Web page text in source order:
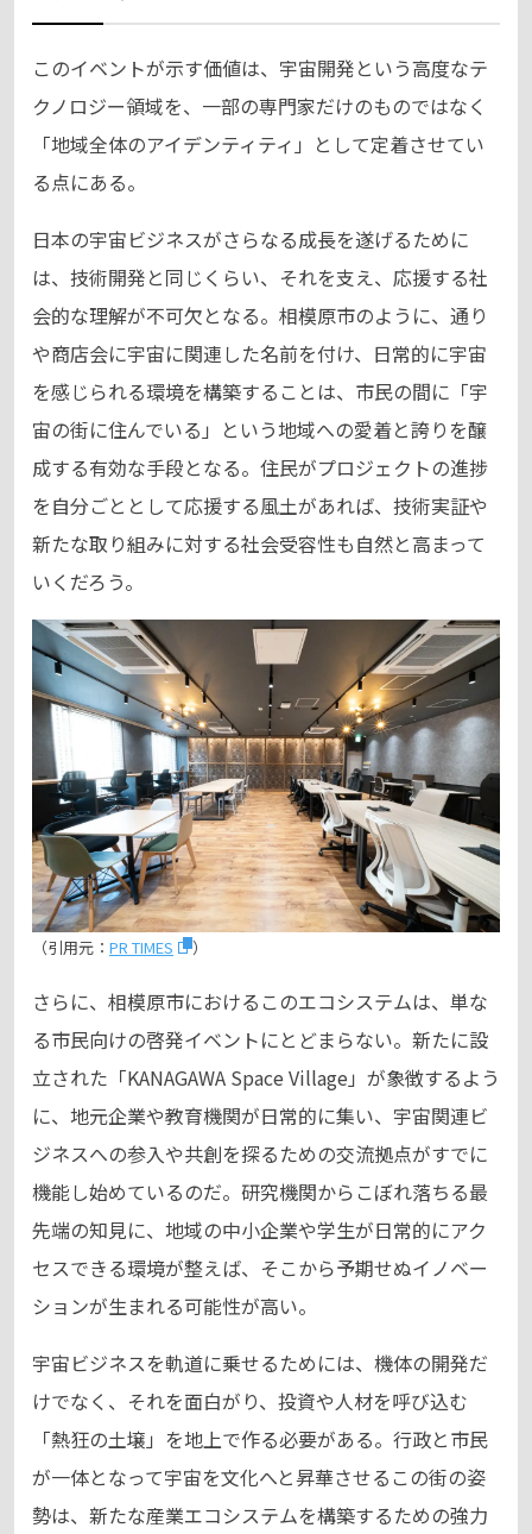
このイベントが示す価値は、宇宙開発という高度なテ
クノロジー領域を、一部の専門家だけのものではなく
「地域全体のアイデンティティ」として定着させてい
る点にある。
日本の宇宙ビジネスがさらなる成長を遂げるために
は、技術開発と同じくらい、それを支え、応援する社
会的な理解が不可欠となる。相模原市のように、通り
や商店会に宇宙に関連した名前を付け、日常的に宇宙
を感じられる環境を構築することは、市民の間に「宇
宙の街に住んでいる」という地域への愛着と誇りを醸
成する有効な手段となる。住民がプロジェクトの進捗
を自分ごととして応援する風土があれば、技術実証や
新たな取り組みに対する社会受容性も自然と高まって
いくだろう。
（引用元： PR TIMES ）
さらに、相模原市におけるこのエコシステムは、単な
る市民向けの啓発イベントにとどまらない。新たに設
立された「KANAGAWA Space Village」が象徴するよう
に、地元企業や教育機関が日常的に集い、宇宙関連ビ
ジネスへの参入や共創を探るための交流拠点がすでに
機能し始めているのだ。研究機関からこぼれ落ちる最
先端の知見に、地域の中小企業や学生が日常的にアク
セスできる環境が整えば、そこから予期せぬイノベー
ションが生まれる可能性が高い。
宇宙ビジネスを軌道に乗せるためには、機体の開発だ
けでなく、それを面白がり、投資や人材を呼び込む
「熱狂の土壌」を地上で作る必要がある。行政と市民
が一体となって宇宙を文化へと昇華させるこの街の姿
勢は、新たな産業エコシステムを構築するための強力